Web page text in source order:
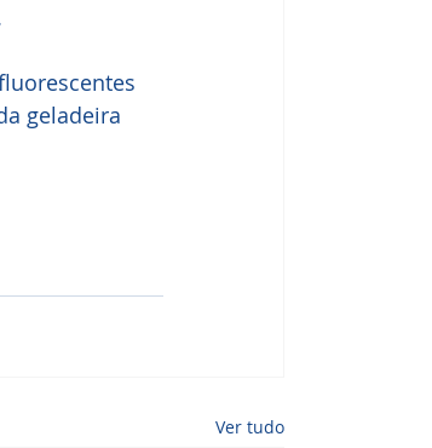
geladeira
Ver tudo